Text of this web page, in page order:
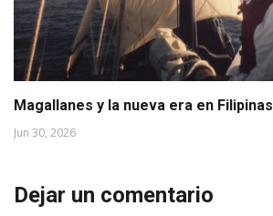
Magallanes y la nueva era en Filipinas
Jun 30, 2026
Dejar un comentario